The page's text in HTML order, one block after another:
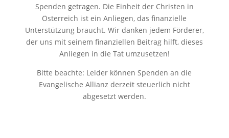
Spenden getragen. Die Einheit der Christen in
Österreich ist ein Anliegen, das finanzielle
Unterstützung braucht. Wir danken jedem Förderer,
der uns mit seinem finanziellen Beitrag hilft, dieses
Anliegen in die Tat umzusetzen!
Bitte beachte: Leider können Spenden an die
Evangelische Allianz derzeit steuerlich nicht
abgesetzt werden.